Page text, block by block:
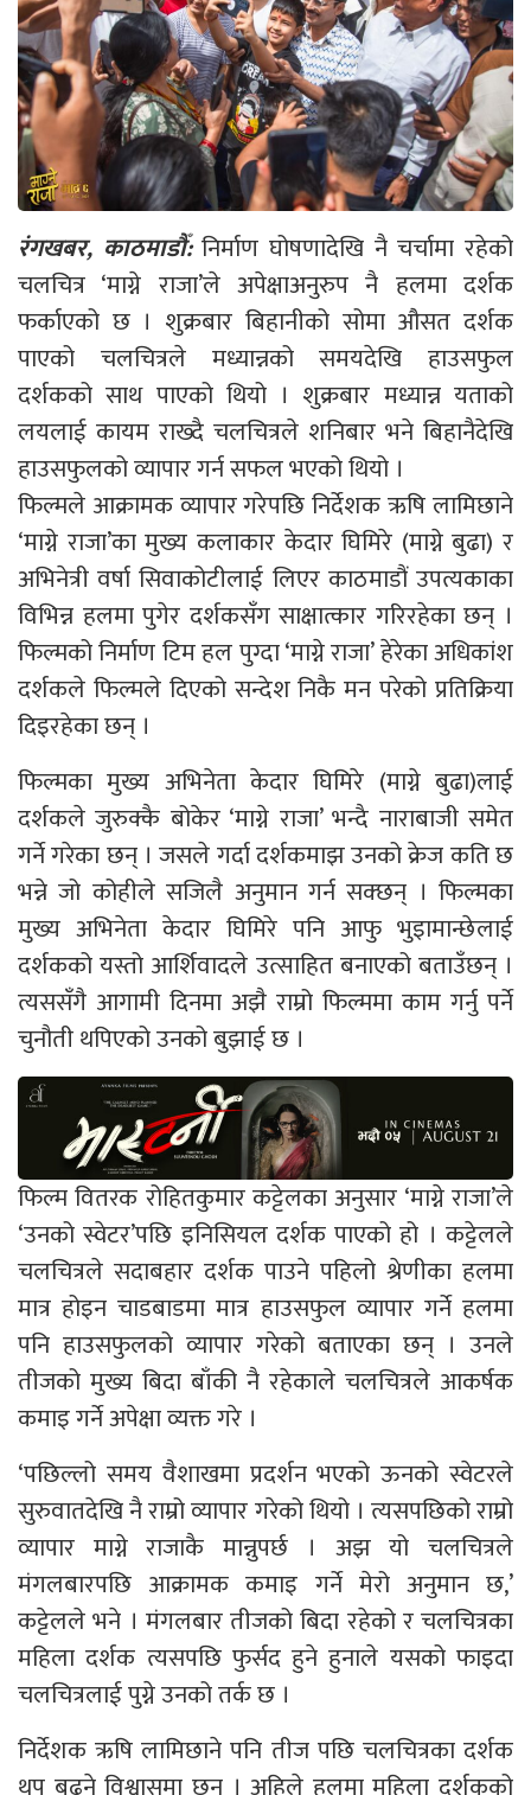
रंगखबर, काठमाडौँ:निर्माण घोषणादेखि नै चर्चामा रहेको
चलचित्र ‘माग्ने राजा’ले अपेक्षाअनुरुप नै हलमा दर्शक
फर्काएको छ । शुक्रबार बिहानीको सोमा औसत दर्शक
पाएको चलचित्रले मध्यान्नको समयदेखि हाउसफुल
दर्शकको साथ पाएको थियो । शुक्रबार मध्यान्न यताको
लयलाई कायम राख्दै चलचित्रले शनिबार भने बिहानैदेखि
हाउसफुलको व्यापार गर्न सफल भएको थियो ।
फिल्मले आक्रामक व्यापार गरेपछि निर्देशक ऋषि लामिछाने
‘माग्ने राजा’का मुख्य कलाकार केदार घिमिरे (माग्ने बुढा) र
अभिनेत्री वर्षा सिवाकोटीलाई लिएर काठमाडौं उपत्यकाका
विभिन्न हलमा पुगेर दर्शकसँग साक्षात्कार गरिरहेका छन् ।
फिल्मको निर्माण टिम हल पुग्दा ‘माग्ने राजा’ हेरेका अधिकांश
दर्शकले फिल्मले दिएको सन्देश निकै मन परेको प्रतिक्रिया
दिइरहेका छन् ।
फिल्मका मुख्य अभिनेता केदार घिमिरे (माग्ने बुढा)लाई
दर्शकले जुरुक्कै बोकेर ‘माग्ने राजा’ भन्दै नाराबाजी समेत
गर्ने गरेका छन् । जसले गर्दा दर्शकमाझ उनको क्रेज कति छ
भन्ने जो कोहीले सजिलै अनुमान गर्न सक्छन् । फिल्मका
मुख्य अभिनेता केदार घिमिरे पनि आफु भुइामान्छेलाई
दर्शकको यस्तो आर्शिवादले उत्साहित बनाएको बताउँछन् ।
त्यससँगै आगामी दिनमा अझै राम्रो फिल्ममा काम गर्नु पर्ने
चुनौती थपिएको उनको बुझाई छ ।
फिल्म वितरक रोहितकुमार कट्टेलका अनुसार ‘माग्ने राजा’ले
‘उनको स्वेटर’पछि इनिसियल दर्शक पाएको हो । कट्टेलले
चलचित्रले सदाबहार दर्शक पाउने पहिलो श्रेणीका हलमा
मात्र होइन चाडबाडमा मात्र हाउसफुल व्यापार गर्ने हलमा
पनि हाउसफुलको व्यापार गरेको बताएका छन् । उनले
तीजको मुख्य बिदा बाँकी नै रहेकाले चलचित्रले आकर्षक
कमाइ गर्ने अपेक्षा व्यक्त गरे ।
‘पछिल्लो समय वैशाखमा प्रदर्शन भएको ऊनको स्वेटरले
सुरुवातदेखि नै राम्रो व्यापार गरेको थियो । त्यसपछिको राम्रो
व्यापार माग्ने राजाकै मान्नुपर्छ । अझ यो चलचित्रले
मंगलबारपछि आक्रामक कमाइ गर्ने मेरो अनुमान छ,’
कट्टेलले भने । मंगलबार तीजको बिदा रहेको र चलचित्रका
महिला दर्शक त्यसपछि फुर्सद हुने हुनाले यसको फाइदा
चलचित्रलाई पुग्ने उनको तर्क छ ।
निर्देशक ऋषि लामिछाने पनि तीज पछि चलचित्रका दर्शक